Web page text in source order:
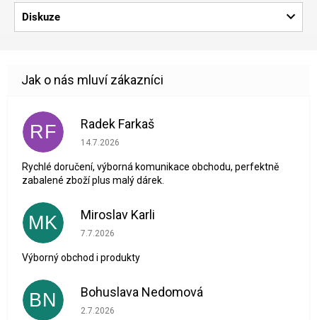
Diskuze
RF Radek Farkaš
Hodnocení obchodu je 5 z 5 hvězdiček.
14.7.2026
Rychlé doručení, výborná komunikace obchodu, perfektně
zabalené zboží plus malý dárek.
MK Miroslav Karli
Hodnocení obchodu je 5 z 5 hvězdiček.
7.7.2026
Výborný obchod i produkty
BN Bohuslava Nedomová
Hodnocení obchodu je 5 z 5 hvězdiček.
2.7.2026